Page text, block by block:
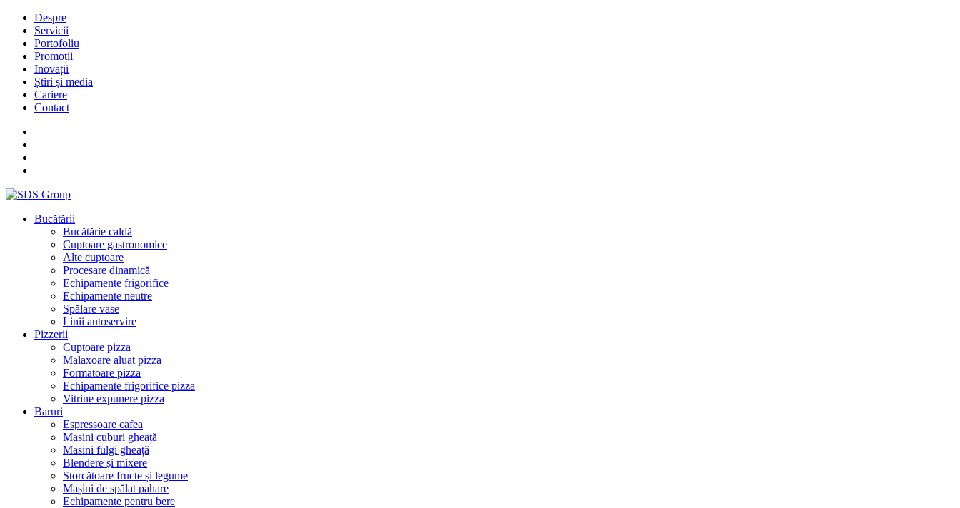
Despre
Servicii
Portofoliu
Promoții
Inovații
Știri și media
Cariere
Contact
Bucătării
Bucătărie caldă
Cuptoare gastronomice
Alte cuptoare
Procesare dinamică
Echipamente frigorifice
Echipamente neutre
Spălare vase
Linii autoservire
Pizzerii
Cuptoare pizza
Malaxoare aluat pizza
Formatoare pizza
Echipamente frigorifice pizza
Vitrine expunere pizza
Baruri
Espressoare cafea
Masini cuburi gheață
Masini fulgi gheață
Blendere și mixere
Storcătoare fructe și legume
Mașini de spălat pahare
Echipamente pentru bere